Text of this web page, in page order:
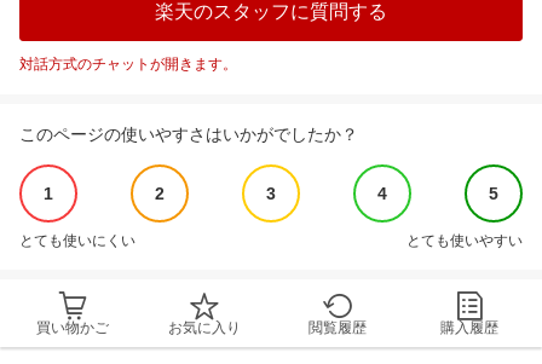
楽天のスタッフに質問する
対話方式のチャットが開きます。
このページの使いやすさはいかがでしたか？
1 2 3 4 5
とても使いにくい とても使いやすい
買い物かご お気に入り 閲覧履歴 購入履歴